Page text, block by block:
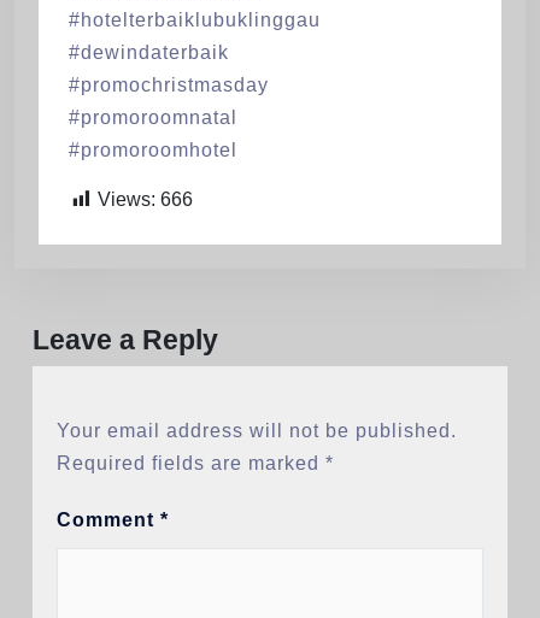
#hotelterbaiklubuklinggau
#dewindaterbaik
#promochristmasday
#promoroomnatal
#promoroomhotel
Views: 666
Leave a Reply
Your email address will not be published.
Required fields are marked *
Comment *